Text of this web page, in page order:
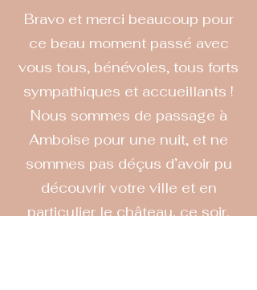
Bravo et merci beaucoup pour
ce beau moment passé avec
vous tous, bénévoles, tous forts
sympathiques et accueillants !
Nous sommes de passage à
Amboise pour une nuit, et ne
sommes pas déçus d’avoir pu
découvrir votre ville et en
particulier le château, ce soir,